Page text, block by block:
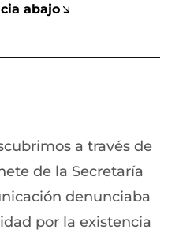
abajo
a través de
de la Secretaría
denunciaba
por la existencia